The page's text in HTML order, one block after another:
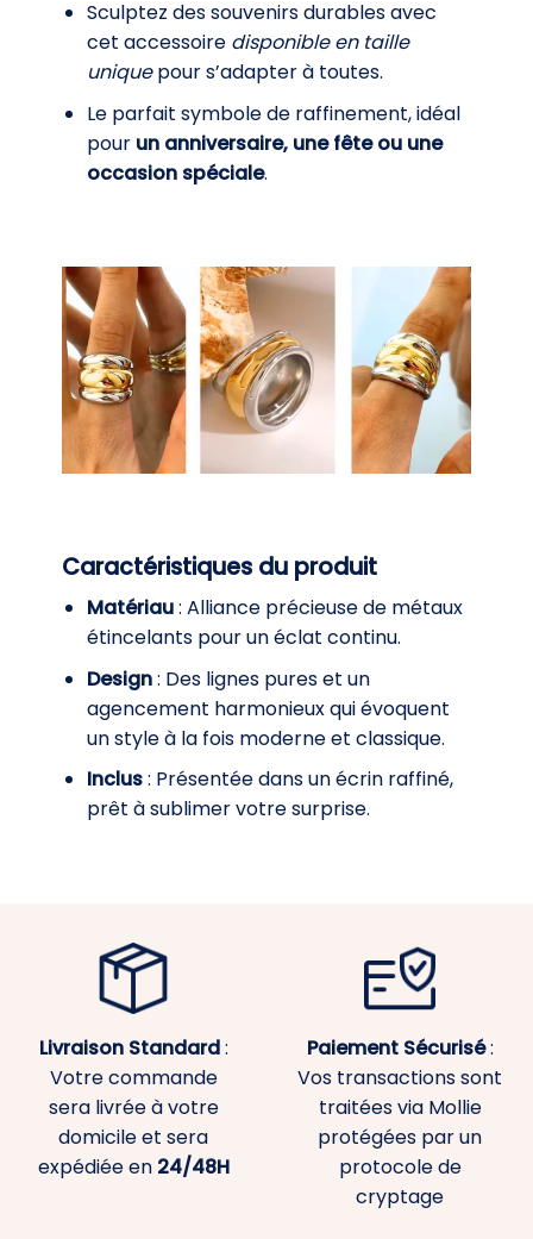
Sculptez des souvenirs durables avec
cet accessoire disponible en taille
uniquepour s’adapter à toutes.
Le parfait symbole de raffinement, idéal
pour un anniversaire, une fête ou une
occasion spéciale.
Caractéristiques du produit
Matériau: Alliance précieuse de métaux
étincelants pour un éclat continu.
Design: Des lignes pures et un
agencement harmonieux qui évoquent
un style à la fois moderne et classique.
Inclus: Présentée dans un écrin raffiné,
prêt à sublimer votre surprise.
Livraison Standard:
Votre commande
sera livrée à votre
domicile et sera
expédiée en 24/48H
Paiement Sécurisé:
Vos transactions sont
traitées via Mollie
protégées par un
protocole de
cryptage